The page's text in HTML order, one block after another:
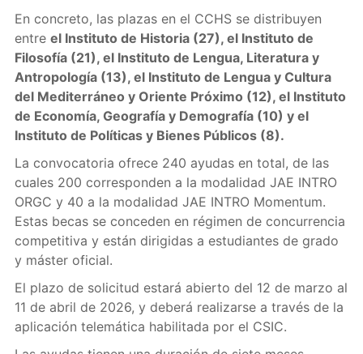
En concreto, las plazas en el CCHS se distribuyen
entre el Instituto de Historia (27), el Instituto de
Filosofía (21), el Instituto de Lengua, Literatura y
Antropología (13), el Instituto de Lengua y Cultura
del Mediterráneo y Oriente Próximo (12), el Instituto
de Economía, Geografía y Demografía (10) y el
Instituto de Políticas y Bienes Públicos (8).
La convocatoria ofrece 240 ayudas en total, de las
cuales 200 corresponden a la modalidad JAE INTRO
ORGC y 40 a la modalidad JAE INTRO Momentum.
Estas becas se conceden en régimen de concurrencia
competitiva y están dirigidas a estudiantes de grado
y máster oficial.
El plazo de solicitud estará abierto del 12 de marzo al
11 de abril de 2026, y deberá realizarse a través de la
aplicación telemática habilitada por el CSIC.